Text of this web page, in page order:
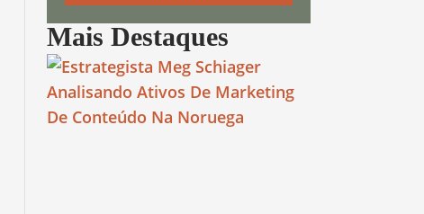
Mais Destaques